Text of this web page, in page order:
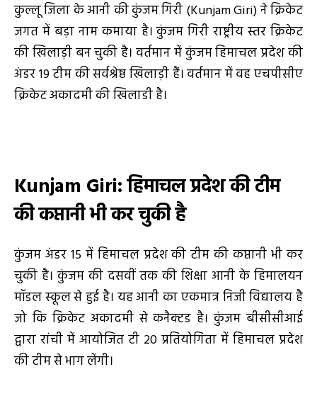
कुल्लू जिला के आनी की कुंजम गिरी (Kunjam Giri) ने क्रिकेट
जगत में बड़ा नाम कमाया है। कुंजम गिरी राष्ट्रीय स्तर क्रिकेट
की खिलाड़ी बन चुकी है। वर्तमान में कुंजम हिमाचल प्रदेश की
अंडर 19 टीम की सर्वश्रेष्ठ खिलाड़ी हैं। वर्तमान में वह एचपीसीए
क्रिकेट अकादमी की खिलाडी है।
Kunjam Giri: हिमाचल प्रदेश की टीम
की कप्तानी भी कर चुकी है
कुंजम अंडर 15 में हिमाचल प्रदेश की टीम की कप्तानी भी कर
चुकी है। कुंजम की दसवीं तक की शिक्षा आनी के हिमालयन
मॉडल स्कूल से हुई है। यह आनी का एकमात्र निजी विद्यालय है
जो कि क्रिकेट अकादमी से कनैक्टड है। कुंजम बीसीसीआई
द्वारा रांची में आयोजित टी 20 प्रतियोगिता में हिमाचल प्रदेश
की टीम से भाग लेंगी।